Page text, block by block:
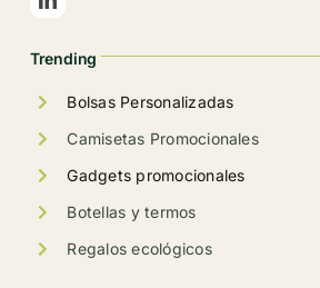
producto
Trending
Bolsas Personalizadas
Camisetas Promocionales
Gadgets promocionales
Botellas y termos
Regalos ecológicos